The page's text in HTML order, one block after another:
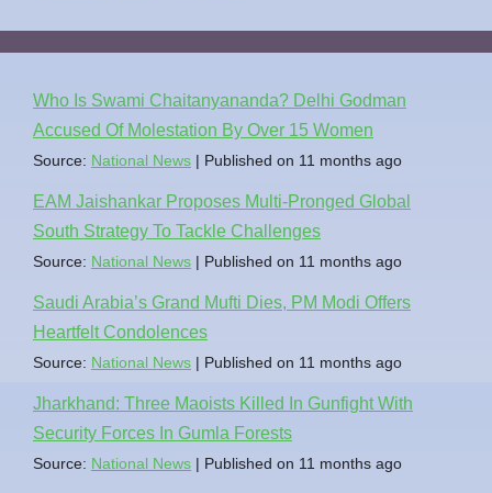
Who Is Swami Chaitanyananda? Delhi Godman
Accused Of Molestation By Over 15 Women
Source: National News Published on 11 months ago
EAM Jaishankar Proposes Multi-Pronged Global
South Strategy To Tackle Challenges
Source: National News Published on 11 months ago
Saudi Arabia’s Grand Mufti Dies, PM Modi Offers
Heartfelt Condolences
Source: National News Published on 11 months ago
Jharkhand: Three Maoists Killed In Gunfight With
Security Forces In Gumla Forests
Source: National News Published on 11 months ago